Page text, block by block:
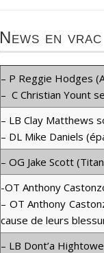
News en
– P Reggie Hodges
– C Christian Yount
– LB Clay Matthews
– DL Mike Daniels
– OG Jake Scott
-OT Anthony
– OT Anthony
cause de leurs
– LB Dont’a